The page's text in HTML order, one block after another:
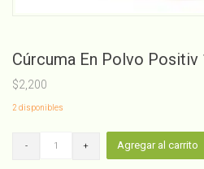
Cúrcuma En Polvo Positiv
$2,200
2 disponibles
Agregar al carrito